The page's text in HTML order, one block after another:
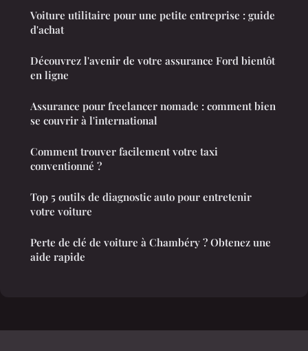
Voiture utilitaire pour une petite entreprise : guide
d'achat
Découvrez l'avenir de votre assurance Ford bientôt
en ligne
Assurance pour freelancer nomade : comment bien
se couvrir à l'international
Comment trouver facilement votre taxi
conventionné ?
Top 5 outils de diagnostic auto pour entretenir
votre voiture
Perte de clé de voiture à Chambéry ? Obtenez une
aide rapide